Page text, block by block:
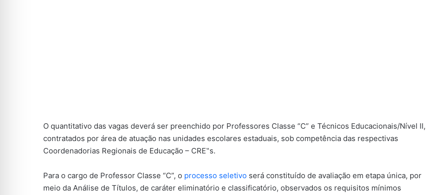
O quantitativo das vagas deverá ser preenchido por Professores Classe “C” e Técnicos Educacionais/Nível II,
contratados por área de atuação nas unidades escolares estaduais, sob competência das respectivas
Coordenadorias Regionais de Educação – CRE‟s.
Para o cargo de Professor Classe “C”, o processo seletivo será constituído de avaliação em etapa única, por
meio da Análise de Títulos, de caráter eliminatório e classificatório, observados os requisitos mínimos